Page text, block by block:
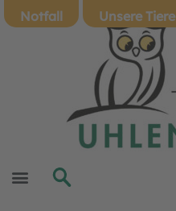
Notfall Unsere Tiere